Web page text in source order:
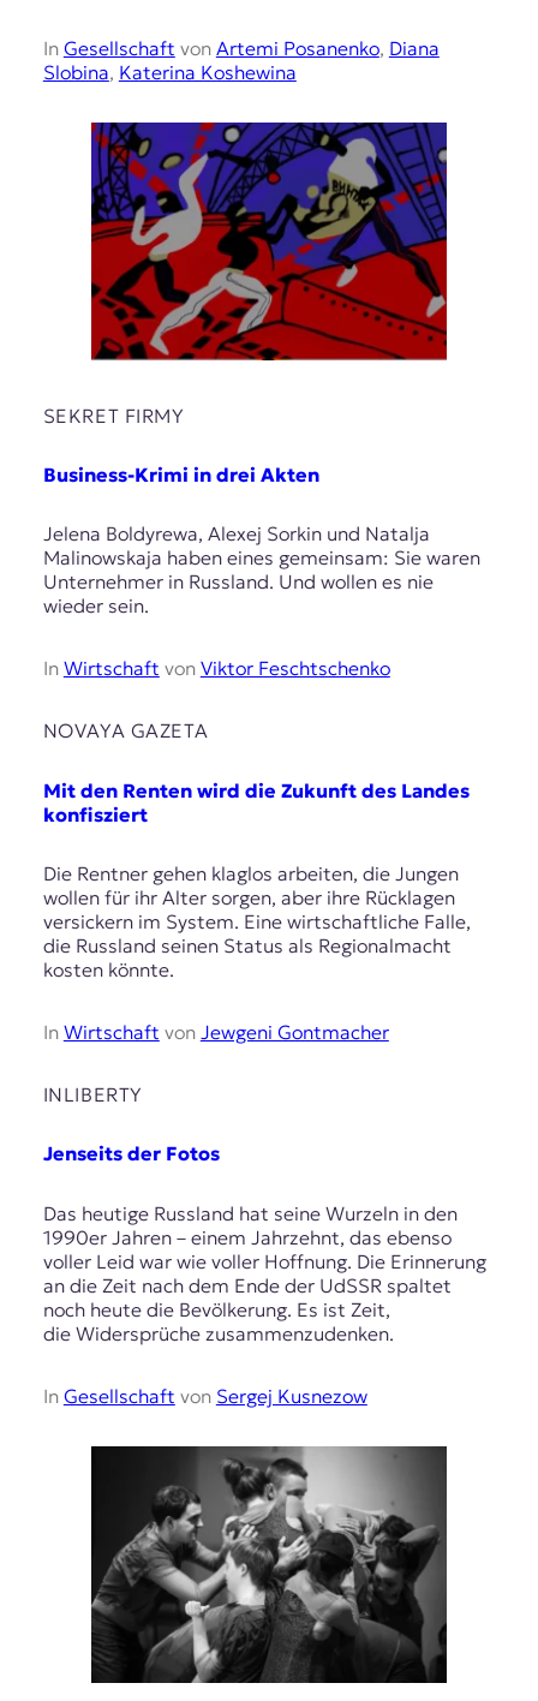
In Gesellschaft von Artemi Posanenko, Diana
Slobina, Katerina Koshewina
SEKRET FIRMY
Business-Krimi in drei Akten
Jelena Boldyrewa, Alexej Sorkin und Natalja
Malinowskaja haben eines gemeinsam: Sie waren
Unternehmer in Russland. Und wollen es nie
wieder sein.
In Wirtschaft von Viktor Feschtschenko
NOVAYA GAZETA
Mit den Renten wird die Zukunft des Landes
konfisziert
Die Rentner gehen klaglos arbeiten, die Jungen
wollen für ihr Alter sorgen, aber ihre Rücklagen
versickern im System. Eine wirtschaftliche Falle,
die Russland seinen Status als Regionalmacht
kosten könnte.
In Wirtschaft von Jewgeni Gontmacher
INLIBERTY
Jenseits der Fotos
Das heutige Russland hat seine Wurzeln in den
1990er Jahren – einem Jahrzehnt, das ebenso
voller Leid war wie voller Hoffnung. Die Erinnerung
an die Zeit nach dem Ende der UdSSR spaltet
noch heute die Bevölkerung. Es ist Zeit,
die Widersprüche zusammenzudenken.
In Gesellschaft von Sergej Kusnezow